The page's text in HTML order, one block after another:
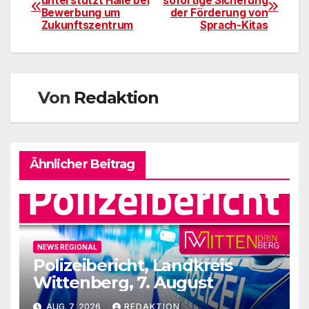
der Förderung von
Sprach-Kitas
Bewerbung um
Zukunftszentrum
Von Redaktion
Ähnlicher Beitrag
NEWS REGIONAL
Polizeibericht, Landkreis
Wittenberg, 7. August
AUG. 7, 2026 REDAKTION